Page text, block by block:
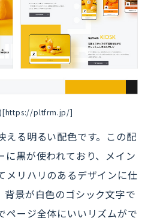
)[https://pltfrm.jp/]
える明るい配色です。この配
に黒が使われており、メイン
メリハリのあるデザインに仕
背景が白色のゴシック文字で
ページ全体にいいリズムがで